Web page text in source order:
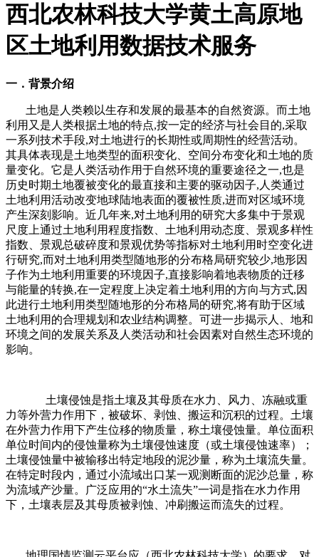
西北农林科技大学黄土高原地
区土地利用数据技术服务
一．背景介绍
土地是人类赖以生存和发展的最基本的自然资源。而土地
利用又是人类根据土地的特点,按一定的经济与社会目的,采取
一系列技术手段,对土地进行的长期性或周期性的经营活动。
其具体表现是土地类型的面积变化、空间分布变化和土地的质
量变化。它是人类活动作用于自然环境的重要途径之一,也是
历史时期土地覆被变化的最直接和主要的驱动因子, 人类通过
土地利用活动改变地球陆地表面的覆被性质,进而对区域环境
产生深刻影响。近几年来,对土地利用的研究大多集中于景观
尺度上通过土地利用程度指数、土地利用动态度、景观多样性
指数、景观总破碎度和景观优势等指标对土地利用时空变化进
行研究,而对土地利用类型随地形的分布格局研究较少,地形因
子作为土地利用重要的环境因子,直接影响着地表物质的迁移
与能量的转换,在一定程度上决定着土地利用的方向与方式,因
此进行土地利用类型随地形的分布格局的研究,将有助于区域
土地利用的合理规划和农业结构调整。可进一步揭示人、地和
环境之间的发展关系及人类活动和社会因素对自然生态环境的
影响。
土壤侵蚀是指土壤及其母质在水力、风力、冻融或重
力等外营力作用下，被破坏、剥蚀、搬运和沉积的过程。土壤
在外营力作用下产生位移的物质量，称土壤侵蚀量。单位面积
单位时间内的侵蚀量称为土壤侵蚀速度（或土壤侵蚀速率）；
土壤侵蚀量中被输移出特定地段的泥沙量，称为土壤流失量。
在特定时段内，通过小流域出口某一观测断面的泥沙总量，称
为流域产沙量。广泛应用的“水土流失”一词是指在水力作用
下，土壤表层及其母质被剥蚀、冲刷搬运而流失的过程。